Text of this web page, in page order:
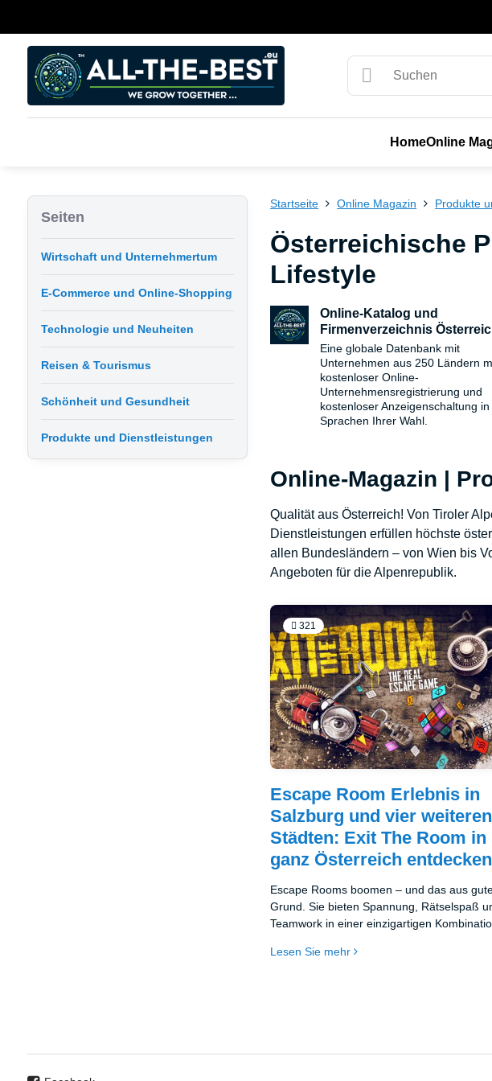
HomeOnline
Startseite Online Magazin Produkte
Österreichische
Lifestyle
Online-Katalog und
Firmenverzeichnis
Eine globale Datenbank mit
Unternehmen aus 250 Ländern
kostenloser Online-
Unternehmensregistrierung und
kostenloser Anzeigenschaltung
Sprachen Ihrer Wahl.
Online-Magazin |
Qualität aus Österreich! Von Tiroler
Dienstleistungen erfüllen höchste
allen Bundesländern – von Wien bis
Angeboten für die Alpenrepublik.
321
Escape Room Erlebnis in
Salzburg und vier weiteren
Städten: Exit The Room in
ganz Österreich entdecken
Escape Rooms boomen – und das aus
Grund. Sie bieten Spannung, Rätselspaß
Teamwork in einer einzigartigen
in eine andere Welt ein und wirst selbst zur
Lesen Sie mehr
Seiten
Wirtschaft und Unternehmertum
E-Commerce und Online-Shopping
Technologie und Neuheiten
Reisen & Tourismus
Schönheit und Gesundheit
Produkte und Dienstleistungen